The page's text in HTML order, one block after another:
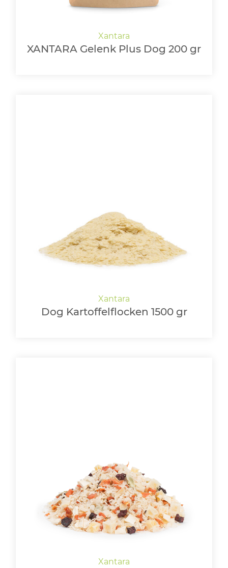
XANTARA Gelenk Plus Dog 200 gr
Dog Kartoffelflocken 1500 gr